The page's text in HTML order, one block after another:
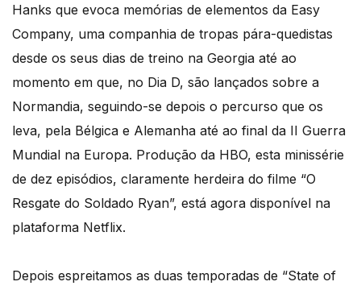
Hanks que evoca memórias de elementos da Easy
Company, uma companhia de tropas pára-quedistas
desde os seus dias de treino na Georgia até ao
momento em que, no Dia D, são lançados sobre a
Normandia, seguindo-se depois o percurso que os
leva, pela Bélgica e Alemanha até ao final da II Guerra
Mundial na Europa. Produção da HBO, esta minissérie
de dez episódios, claramente herdeira do filme “O
Resgate do Soldado Ryan”, está agora disponível na
plataforma Netflix.
Depois espreitamos as duas temporadas de “State of